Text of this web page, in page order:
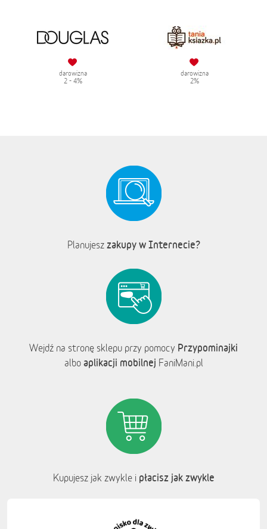
darowizna
2 - 4%
darowizna
2%
Planujesz zakupy w Internecie?
Wejdź na stronę sklepu przy pomocy Przypominajki
albo aplikacji mobilnej FaniMani.pl
Kupujesz jak zwykle i płacisz jak zwykle